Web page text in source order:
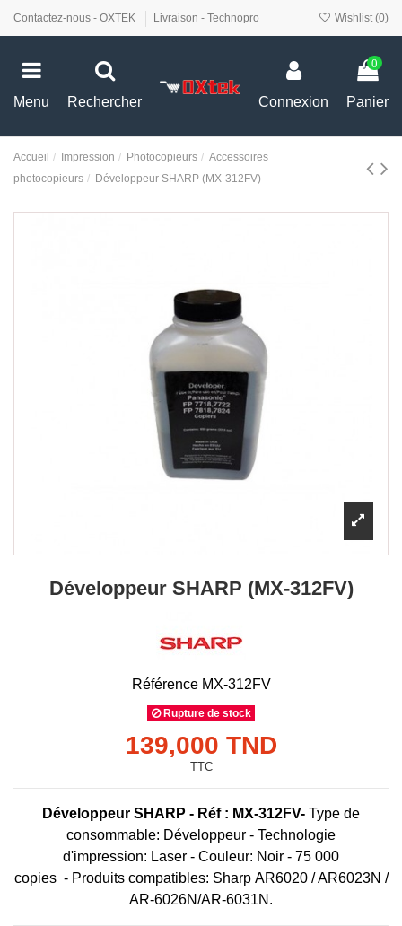
Contactez-nous - OXTEK Livraison - Technopro Wishlist (0)
Menu Rechercher Connexion
0
Panier
Accueil Impression Photocopieurs
Accessoires
photocopieurs
Développeur SHARP (MX-312FV)
Développeur SHARP (MX-312FV)
Référence MX-312FV
Rupture de stock
139,000 TND
TTC
Développeur SHARP - Réf : MX-312FV- Type de
consommable: Développeur - Technologie
d'impression: Laser - Couleur: Noir - 75 000
copies - Produits compatibles: Sharp AR6020 / AR6023N /
AR-6026N/AR-6031N.